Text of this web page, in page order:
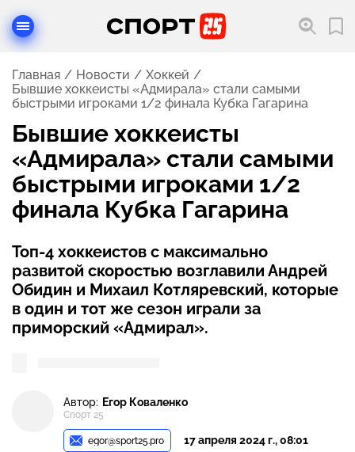
Главная Новости
Хоккей
Бывшие хоккеисты «Адмирала» стали самыми
быстрыми игроками 1/2 финала Кубка Гагарина
Бывшие хоккеисты
«Адмирала» стали самыми
быстрыми игроками 1/2
финала Кубка Гагарина
Топ-4 хоккеистов с максимально
развитой скоростью возглавили Андрей
Обидин и Михаил Котляревский, которые
в один и тот же сезон играли за
приморский «Адмирал».
Автор: Егор Коваленко
Спорт 25
egor@sport25.pro 17 апреля 2024 г., 08:01